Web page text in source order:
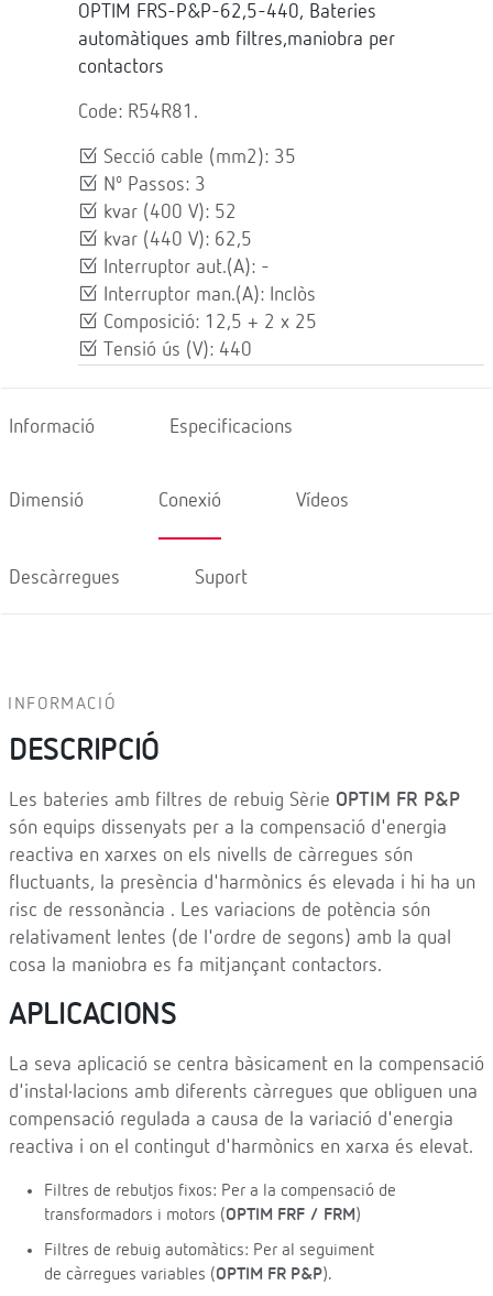
OPTIM FRS-P&P-62,5-440, Bateries
automàtiques amb filtres,maniobra per
contactors
Code: R54R81.
Secció cable (mm2): 35
Nº Passos: 3
kvar (400 V): 52
kvar (440 V): 62,5
Interruptor aut.(A): -
Interruptor man.(A): Inclòs
Composició: 12,5 + 2 x 25
Tensió ús (V): 440
Informació Especificacions
Dimensió Conexió Vídeos
Descàrregues Suport
INFORMACIÓ
DESCRIPCIÓ
Les bateries amb filtres de rebuig Sèrie OPTIM FR P&P
són equips dissenyats per a la compensació d'energia
reactiva en xarxes on els nivells de càrregues són
ﬂuctuants, la presència d'harmònics és elevada i hi ha un
risc de ressonància . Les variacions de potència són
relativament lentes (de l'ordre de segons) amb la qual
cosa la maniobra es fa mitjançant contactors.
APLICACIONS
La seva aplicació se centra bàsicament en la compensació
d'instal·lacions amb diferents càrregues que obliguen una
compensació regulada a causa de la variació d'energia
reactiva i on el contingut d'harmònics en xarxa és elevat.
Filtres de rebutjos fixos: Per a la compensació de
transformadors i motors (OPTIM FRF / FRM )
Filtres de rebuig automàtics: Per al seguiment
de càrregues variables (OPTIM FR P&P).